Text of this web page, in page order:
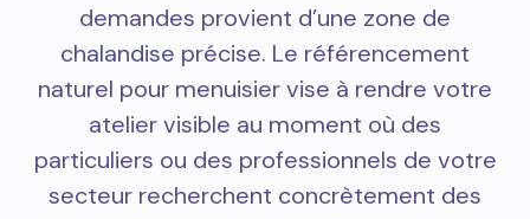
demandes provient d’une zone de
chalandise précise. Le référencement
naturel pour menuisier vise à rendre votre
atelier visible au moment où des
particuliers ou des professionnels de votre
secteur recherchent concrètement des